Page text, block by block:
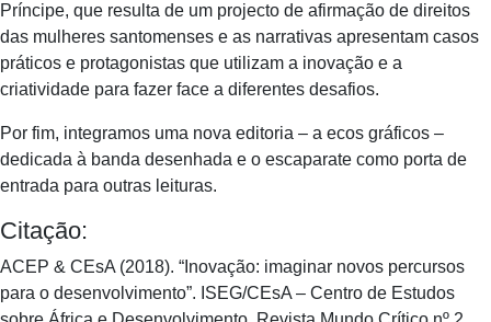
Príncipe, que resulta de um projecto de afirmação de direitos
das mulheres santomenses e as narrativas apresentam casos
práticos e protagonistas que utilizam a inovação e a
criatividade para fazer face a diferentes desafios.
Por fim, integramos uma nova editoria – a ecos gráficos –
dedicada à banda desenhada e o escaparate como porta de
entrada para outras leituras.
Citação:
ACEP & CEsA (2018). “Inovação: imaginar novos percursos
para o desenvolvimento”. ISEG/CEsA – Centro de Estudos